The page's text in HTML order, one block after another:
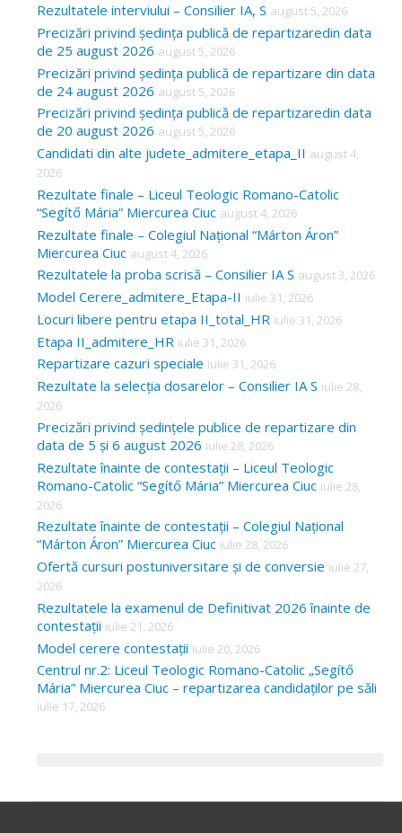
c
h
f
o
r
:
Rezultatele interviului – Consilier IA, S august 5, 2026
Precizări privind ședința publică de repartizaredin data
de 25 august 2026 august 5, 2026
Precizări privind ședința publică de repartizare din data
de 24 august 2026 august 5, 2026
Precizări privind ședința publică de repartizaredin data
de 20 august 2026 august 5, 2026
Candidati din alte judete_admitere_etapa_II august 4,
2026
Rezultate finale – Liceul Teologic Romano-Catolic
“Segítő Mária” Miercurea Ciuc august 4, 2026
Rezultate finale – Colegiul Național “Márton Áron”
Miercurea Ciuc august 4, 2026
Rezultatele la proba scrisă – Consilier IA S august 3, 2026
Model Cerere_admitere_Etapa-II iulie 31, 2026
Locuri libere pentru etapa II_total_HR iulie 31, 2026
Etapa II_admitere_HR iulie 31, 2026
Repartizare cazuri speciale iulie 31, 2026
Rezultate la selecția dosarelor – Consilier IA S iulie 28,
2026
Precizări privind ședințele publice de repartizare din
data de 5 și 6 august 2026 iulie 28, 2026
Rezultate înainte de contestații – Liceul Teologic
Romano-Catolic “Segítő Mária” Miercurea Ciuc iulie 28,
2026
Rezultate înainte de contestații – Colegiul Național
“Márton Áron” Miercurea Ciuc iulie 28, 2026
Ofertă cursuri postuniversitare și de conversie iulie 27,
2026
Rezultatele la examenul de Definitivat 2026 înainte de
contestații iulie 21, 2026
Model cerere contestații iulie 20, 2026
Centrul nr.2: Liceul Teologic Romano-Catolic „Segítő
Mária” Miercurea Ciuc – repartizarea candidaților pe săli
iulie 17, 2026